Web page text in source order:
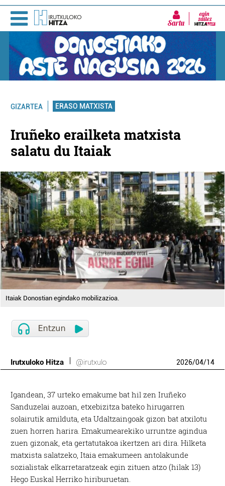
Sartu
GIZARTEA ERASO MATXISTA
Iruñeko erailketa matxista
salatu du Itaiak
Itaiak Donostian egindako mobilizazioa.
Irutxuloko Hitza @irutxulo 2026/04/14
Igandean, 37 urteko emakume bat hil zen Iruñeko
Sanduzelai auzoan, etxebizitza bateko hirugarren
solairutik amilduta, eta Udaltzaingoak gizon bat atxilotu
zuen horren harira. Emakumearekiko urruntze agindua
zuen gizonak, eta gertatutakoa ikertzen ari dira. Hilketa
matxista salatzeko, Itaia emakumeen antolakunde
sozialistak elkarretaratzeak egin zituen atzo (hilak 13)
Hego Euskal Herriko hiriburuetan.